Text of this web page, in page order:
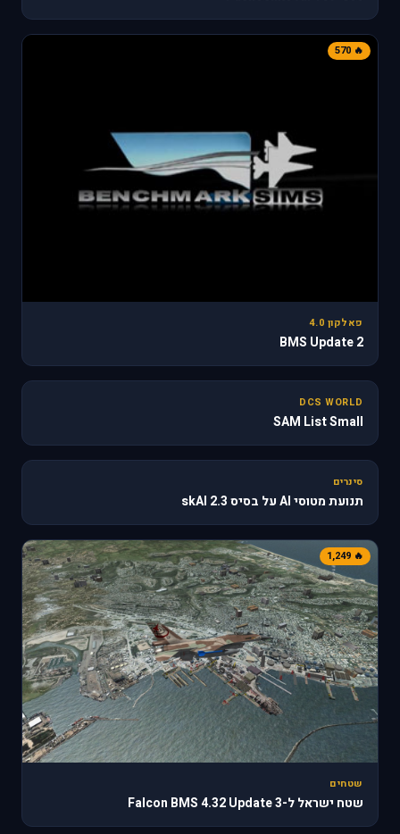
🔥 570
פאלקון 4.0
BMS Update 2
31
DCS WORLD
SAM List Small
🔥 610
סינרים
תנועת מטוסי AI על בסיס skAI 2.3
🔥 1,249
שטחים
שטח ישראל ל-Falcon BMS 4.32 Update 3